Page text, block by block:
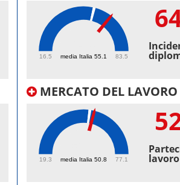
media Italia 55.1
16.5 83.5
MERCATO DEL LAVORO
media Italia 50.8
19.3 77.1 lavoro